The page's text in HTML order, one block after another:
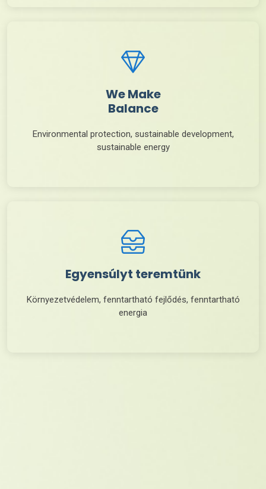
We Make
Balance
Environmental protection, sustainable development,
sustainable energy
Egyensúlyt teremtünk
Környezetvédelem, fenntartható fejlődés, fenntartható
energia